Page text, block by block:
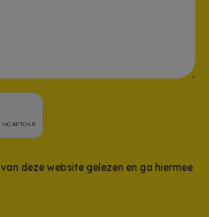
van deze website gelezen en ga hiermee